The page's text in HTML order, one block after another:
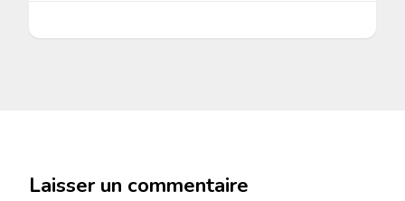
Laisser un commentaire